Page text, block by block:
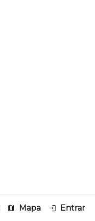
map Mapa login Entrar